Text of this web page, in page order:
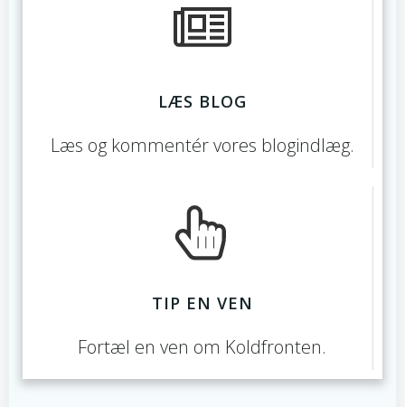
LÆS BLOG
Læs og kommentér vores blogindlæg.
TIP EN VEN
Fortæl en ven om Koldfronten.